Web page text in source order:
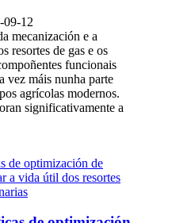
09-12
mecanización e a
resortes de gas e os
funcionais
vez máis nunha parte
agrícolas modernos.
significativamente a